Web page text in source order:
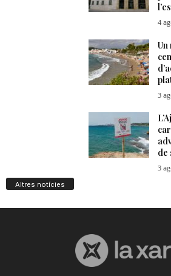
Altres notícies